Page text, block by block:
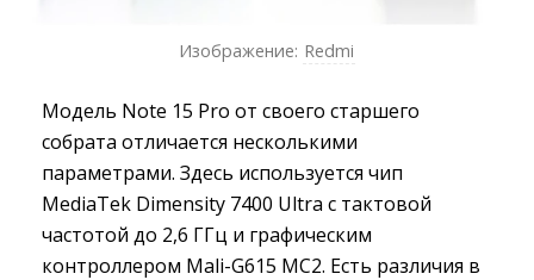
Изображение: Redmi
Модель Note 15 Pro от своего старшего
собрата отличается несколькими
параметрами. Здесь используется чип
MediaTek Dimensity 7400 Ultra с тактовой
частотой до 2,6 ГГц и графическим
контроллером Mali-G615 MC2. Есть различия в